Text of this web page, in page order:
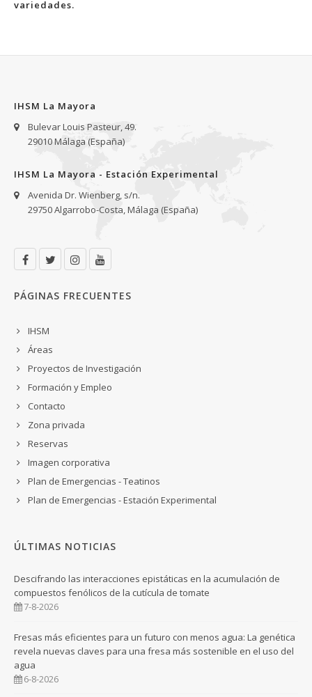
variedades.
IHSM La Mayora
Bulevar Louis Pasteur, 49.
29010 Málaga (España)
IHSM La Mayora - Estación Experimental
Avenida Dr. Wienberg, s/n.
29750 Algarrobo-Costa, Málaga (España)
PÁGINAS FRECUENTES
IHSM
Áreas
Proyectos de Investigación
Formación y Empleo
Contacto
Zona privada
Reservas
Imagen corporativa
Plan de Emergencias - Teatinos
Plan de Emergencias - Estación Experimental
ÚLTIMAS NOTICIAS
Descifrando las interacciones epistáticas en la acumulación de
compuestos fenólicos de la cutícula de tomate
7-8-2026
Fresas más eficientes para un futuro con menos agua: La genética
revela nuevas claves para una fresa más sostenible en el uso del
agua
6-8-2026